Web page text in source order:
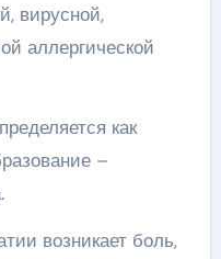
вирусной,
аллергической
как
–
возникает боль,